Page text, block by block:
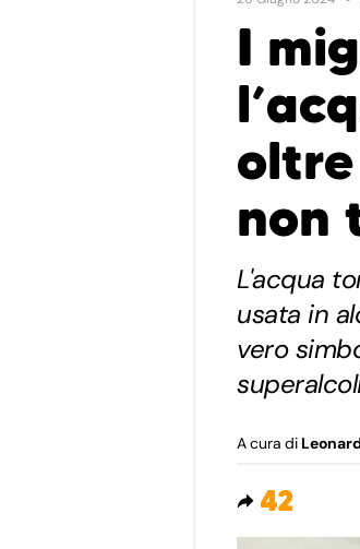
I
non
L'acqua
usata in
vero
A cura di
42